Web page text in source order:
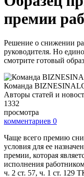
премии
Решение о снижении
руководителя. Но
смотрите готовый
Команда
Авторы статей и
1332
просмотра
комментариев 0
Чаще всего премию
условия для ее
премии, которая
исполнения
ч. 2 ст. 57, ч. 1 ст. 129